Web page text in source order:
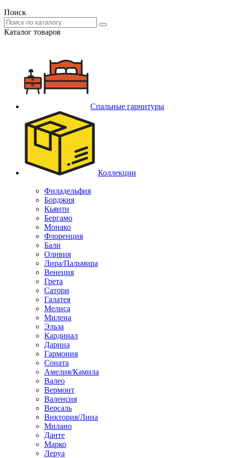
Поиск
Каталог товаров
Спальные гарнитуры
Коллекции
Филадельфия
Борджия
Кьянти
Бергамо
Монако
Флоренция
Бали
Оливия
Лира/Пальмира
Венеция
Грета
Сатори
Галатея
Мелиса
Милена
Эльза
Кардинал
Дарина
Гармония
Соната
Амелия/Камила
Валео
Вермонт
Валенсия
Версаль
Виктория/Лина
Милано
Данте
Марко
Леруа